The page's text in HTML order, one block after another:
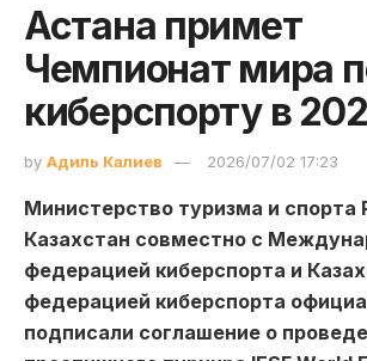
Астана примет
Чемпионат мира
киберспорту в
by Адиль Калиев 2026/07/02 17:23
Министерство туризма и спорта
Казахстан совместно с
федерацией киберспорта и
федерацией киберспорта
подписали соглашение о